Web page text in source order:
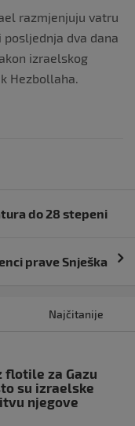
razmjenjuju vatru
dva dana
izraelskog
Hezbollaha.
do 28 stepeni
prave Snješka
Najčitanije
za Gazu
su izraelske
njegove